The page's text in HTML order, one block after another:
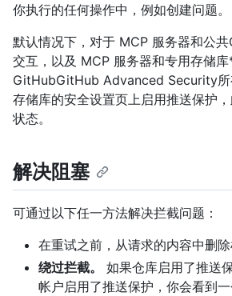
你执行的任何操作中，例如创建问题。
默认情况下，对于 MCP 服务器和公
交互，以及 MCP 服务器和专用存储
GitHubGitHub Advanced Security所
存储库的安全设置页上启用推送保护
状态。
解决阻塞
可通过以下任一方法解决拦截问题：
在重试之前，从请求的内容中删
绕过拦截。
如果仓库启用了推送
帐户启用了推送保护，你会看到